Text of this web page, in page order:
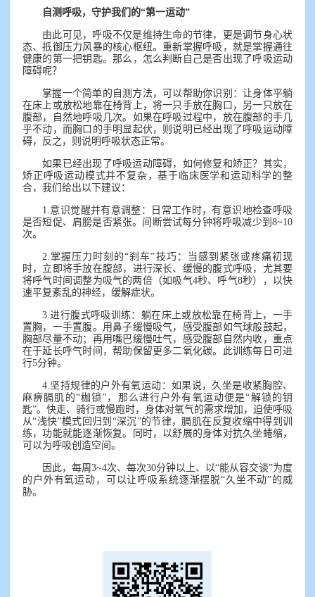
自测呼吸，守护我们的“第一运动”
由此可见，呼吸不仅是维持生命的节律，更是调节身心状
态、抵御压力风暴的核心枢纽。重新掌握呼吸，就是掌握通往
健康的第一把钥匙。那么，怎么判断自己是否出现了呼吸运动
障碍呢？
掌握一个简单的自测方法，可以帮助你识别：让身体平躺
在床上或放松地靠在椅背上，将一只手放在胸口，另一只放在
腹部，自然地呼吸几次。如果在呼吸过程中，放在腹部的手几
乎不动，而胸口的手明显起伏，则说明已经出现了呼吸运动障
碍，反之，则说明呼吸状态正常。
如果已经出现了呼吸运动障碍，如何修复和矫正？其实，
矫正呼吸运动模式并不复杂，基于临床医学和运动科学的整
合，我们给出以下建议：
1.意识觉醒并有意调整：日常工作时，有意识地检查呼吸
是否短促、肩膀是否紧张。间断尝试每分钟将呼吸减少到8~10
次。
2.掌握压力时刻的“刹车”技巧：当感到紧张或疼痛初现
时，立即将手放在腹部，进行深长、缓慢的腹式呼吸，尤其要
将呼气时间调整为吸气的两倍（如吸气4秒、呼气8秒），以快
速平复紊乱的神经，缓解症状。
3.进行腹式呼吸训练：躺在床上或放松靠在椅背上，一手
置胸，一手置腹。用鼻子缓慢吸气，感受腹部如气球般鼓起，
胸部尽量不动；再用嘴巴缓慢吐气，感受腹部自然内收，重点
在于延长呼气时间，帮助保留更多二氧化碳。此训练每日可进
行5分钟。
4.坚持规律的户外有氧运动：如果说，久坐是收紧胸腔、
麻痹膈肌的“枷锁”，那么进行户外有氧运动便是“解锁的钥
匙”。快走、骑行或慢跑时，身体对氧气的需求增加，迫使呼吸
从“浅快”模式回归到“深沉”的节律，膈肌在反复收缩中得到训
练，功能就能逐渐恢复。同时，以舒展的身体对抗久坐蜷缩，
可以为呼吸创造空间。
因此，每周3~4次、每次30分钟以上、以“能从容交谈”为度
的户外有氧运动，可以让呼吸系统逐渐摆脱“久坐不动”的威
胁。